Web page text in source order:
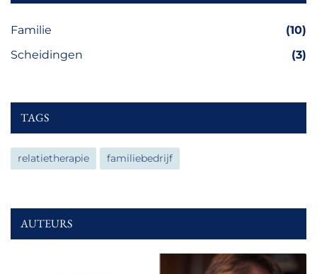
Familie
(10)
Scheidingen
(3)
TAGS
relatietherapie familiebedrijf
AUTEURS